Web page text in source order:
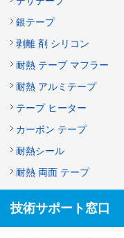
銀テープ
剥離 剤 シリコン
耐熱 テープ マフラー
耐熱 アルミテープ
テープ ヒーター
カーボン テープ
耐熱シール
耐熱 両面 テープ
技術サポート窓口